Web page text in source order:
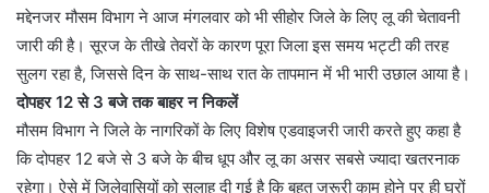
मद्देनजर मौसम विभाग ने आज मंगलवार को भी सीहोर जिले के लिए लू की चेतावनी
जारी की है। सूरज के तीखे तेवरों के कारण पूरा जिला इस समय भट्टी की तरह
सुलग रहा है, जिससे दिन के साथ-साथ रात के तापमान में भी भारी उछाल आया है।
दोपहर 12 से 3 बजे तक बाहर न निकलें
मौसम विभाग ने जिले के नागरिकों के लिए विशेष एडवाइजरी जारी करते हुए कहा है
कि दोपहर 12 बजे से 3 बजे के बीच धूप और लू का असर सबसे ज्यादा खतरनाक
रहेगा। ऐसे में जिलेवासियों को सलाह दी गई है कि बहुत जरूरी काम होने पर ही घरों